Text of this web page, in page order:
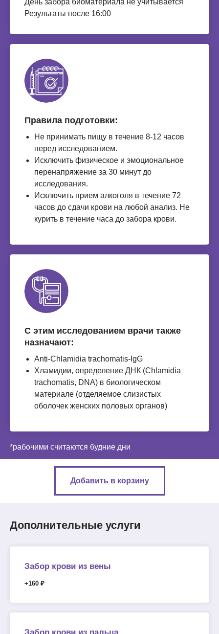
День забора биоматериала не учитывается
Результаты после 16:00
Правила подготовки:
Не принимать пищу в течение 8-12 часов
перед исследованием.
Исключить физическое и эмоциональное
перенапряжение за 30 минут до
исследования.
Исключить прием алкоголя в течение 72
часов до сдачи крови на любой анализ. Не
курить в течение часа до забора крови.
С этим исследованием врачи также
назначают:
Anti-Chlamidia trachomatis-IgG
Хламидии, определение ДНК (Chlamidia
trachomatis, DNA) в биологическом
материале (отделяемое слизистых
оболочек женских половых органов)
*рабочими считаются будние дни
Добавить в корзину
Дополнительные услуги
Забор крови из вены
+160 ₽
Забор крови из пальца